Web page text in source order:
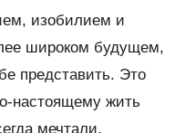
изобилием и
широком будущем,
представить. Это
настоящему жить
мечтали.